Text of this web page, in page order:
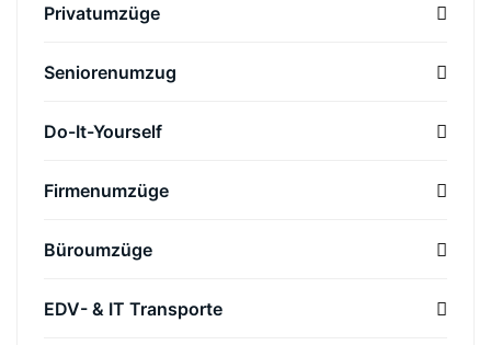
Privatumzüge
Seniorenumzug
Do-It-Yourself
Firmenumzüge
Büroumzüge
EDV- & IT Transporte